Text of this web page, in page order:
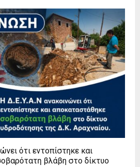
ότι εντοπίστηκε και
βλάβη στο δίκτυο